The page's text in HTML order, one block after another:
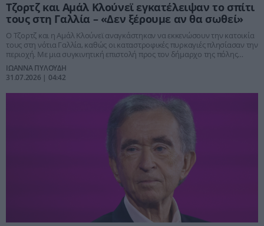
Τζορτζ και Αμάλ Κλούνεϊ εγκατέλειψαν το σπίτι
τους στη Γαλλία – «Δεν ξέρουμε αν θα σωθεί»
Ο Τζορτζ και η Αμάλ Κλούνεϊ αναγκάστηκαν να εκκενώσουν την κατοικία
τους στη νότια Γαλλία, καθώς οι καταστροφικές πυρκαγιές πλησίασαν την
περιοχή. Με μια συγκινητική επιστολή προς τον δήμαρχο της πόλης
εξέφρασαν την αγωνία τους για το αν το σπίτι τους θα αντέξει, αλλά και τη
στήριξή τους στην τοπική κοινωνία.
ΙΩΑΝΝΑ ΠΥΛΟΥΔΗ
31.07.2026 | 04:42